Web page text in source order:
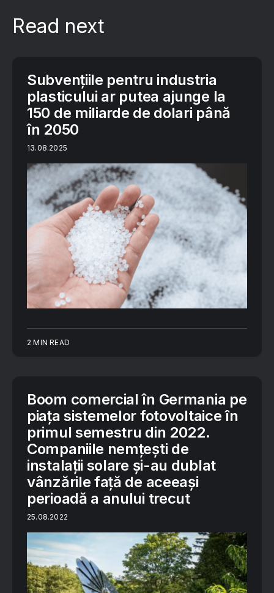
Read next
Subvențiile pentru industria
plasticului ar putea ajunge la
150 de miliarde de dolari până
în 2050
13.08.2025
2 MIN READ
Boom comercial în Germania pe
piața sistemelor fotovoltaice în
primul semestru din 2022.
Companiile nemțești de
instalații solare și-au dublat
vânzările față de aceeași
perioadă a anului trecut
25.08.2022